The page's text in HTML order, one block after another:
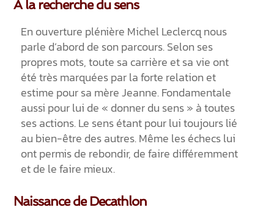
A la recherche du sens
En ouverture plénière Michel Leclercq nous
parle d’abord de son parcours. Selon ses
propres mots, toute sa carrière et sa vie ont
été très marquées par la forte relation et
estime pour sa mère Jeanne. Fondamentale
aussi pour lui de « donner du sens » à toutes
ses actions. Le sens étant pour lui toujours lié
au bien-être des autres. Même les échecs lui
ont permis de rebondir, de faire différemment
et de le faire mieux.
Naissance de Decathlon